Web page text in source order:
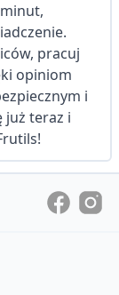
pracuj
opiniom
i
już teraz i